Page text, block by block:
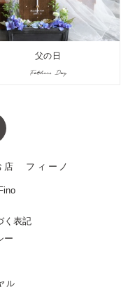
父の日
Fathers Day
店 フィーノ
く表記
ー
ル